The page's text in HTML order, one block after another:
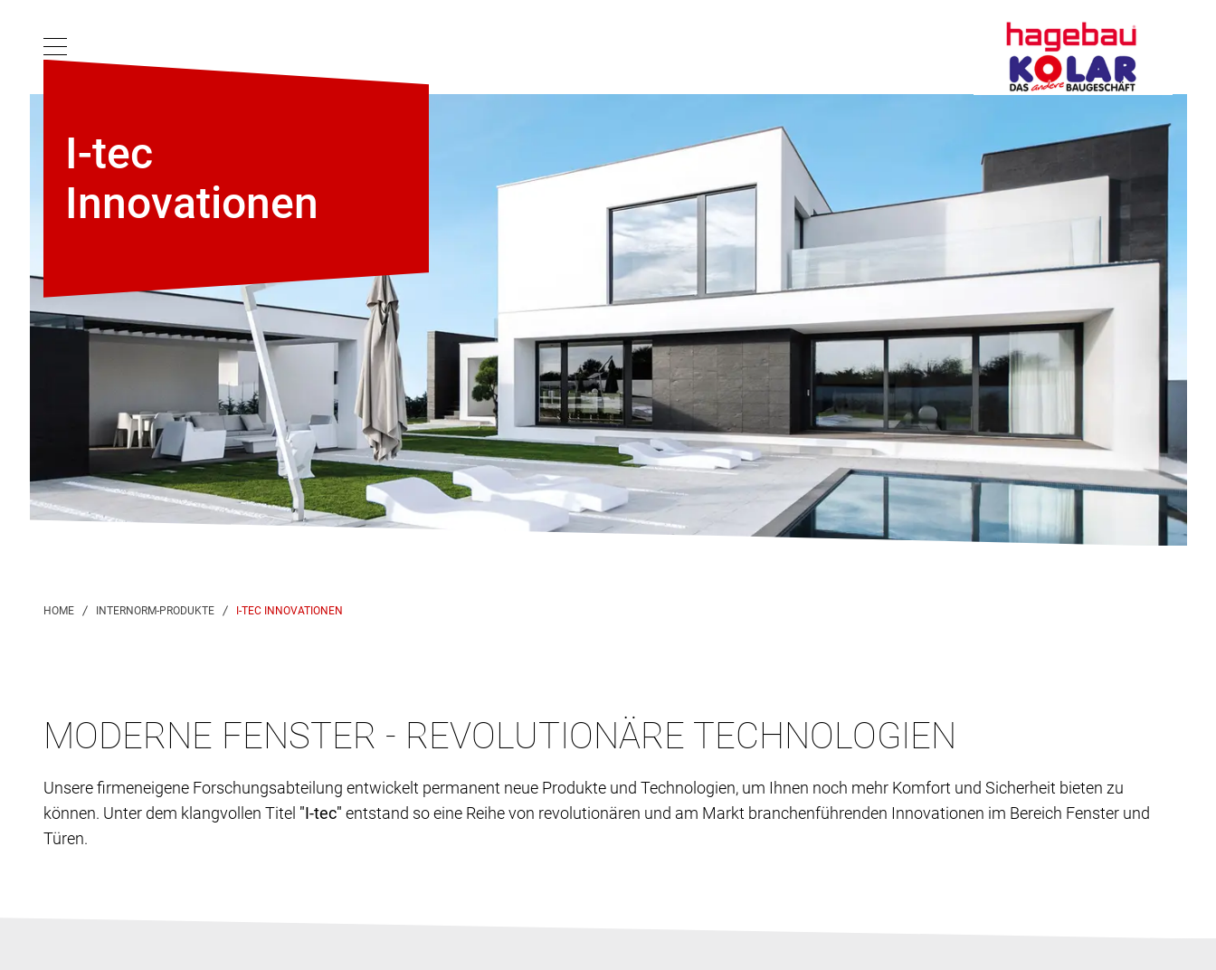
I-tec
Innovationen
I-TEC INNOVATIONEN
MODERNE FENSTER - REVOLUTIONÄRE TECHNOLOGIEN
Unsere firmeneigene Forschungsabteilung entwickelt permanent neue Produkte und Technologien, um Ihnen noch mehr Komfort und Sicherheit bieten zu
können. Unter dem klangvollen Titel "I-tec" entstand so eine Reihe von revolutionären und am Markt branchenführenden Innovationen im Bereich Fenster und
Türen.